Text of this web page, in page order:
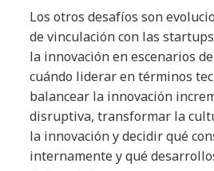
Los otros desafíos son
de vinculación con las
la innovación en escenarios
cuándo liderar en términos
balancear la innovación
disruptiva, transformar la
la innovación y decidir qué
internamente y qué